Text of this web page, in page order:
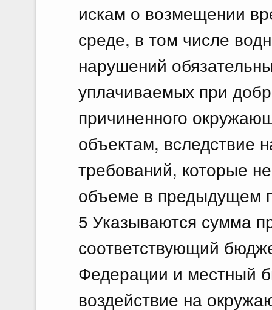
искам о возмещении
среде, в том числе
нарушений
уплачиваемых при
причиненного
объектам, вследствие
требований, которые
объеме в предыдущем
5 Указываются сумма
соответствующий
Федерации и местный
воздействие на